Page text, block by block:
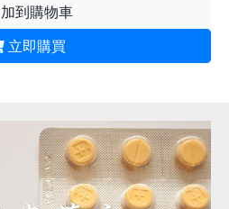
加到購物車
立即購買